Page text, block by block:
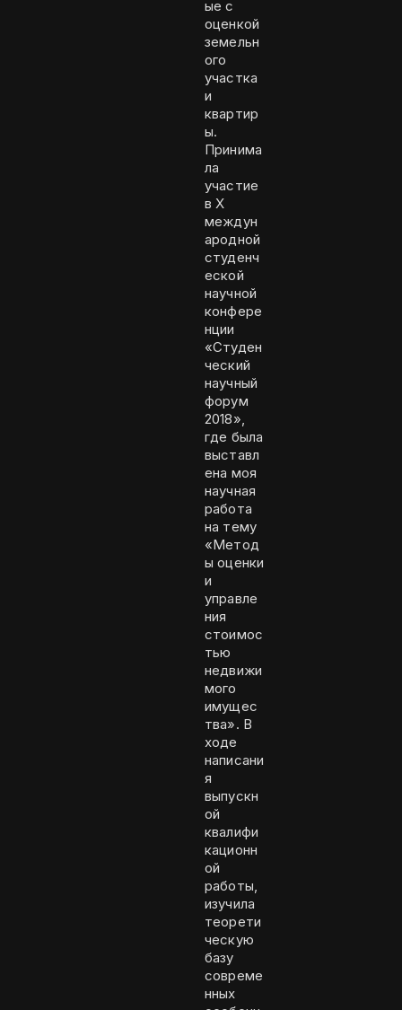
ые с
оценкой
земельн
ого
участка
и
квартир
ы.
Принима
ла
участие
в X
междун
ародной
студенч
еской
научной
конфере
нции
«Студен
ческий
научный
форум
2018»,
где была
выставл
ена моя
научная
работа
на тему
«Метод
ы оценки
и
управле
ния
стоимос
тью
недвижи
мого
имущес
тва». В
ходе
написани
я
выпускн
ой
квалифи
кационн
ой
работы,
изучила
теорети
ческую
базу
совреме
нных